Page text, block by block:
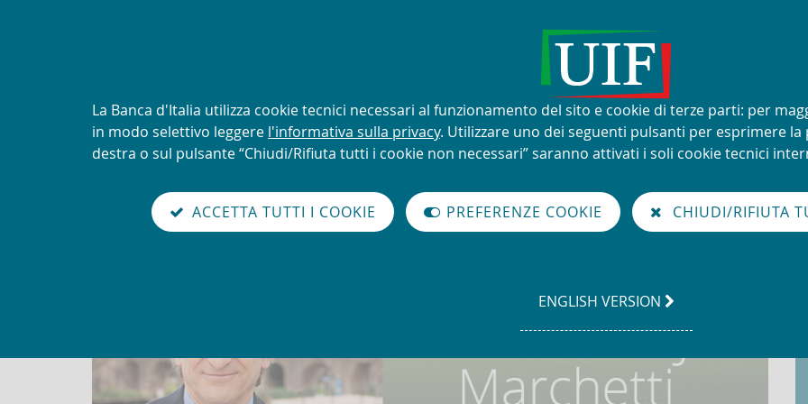
Tentativi di truffa con utilizzo improprio del nome e del
Torna
Unità di Informazione Finanziaria per l'Italia
sei qui: Domenico J. Marchetti
Domenico J. Marchetti
Informativa
sui
cookie:
La Banca d'Italia utilizza cookie tecnici necessari al funzionamento del sito e cookie di terze parti: per
in modo selettivo leggere l'informativa sulla privacy. Utilizzare uno dei seguenti pulsanti per esprimere la
destra o sul pulsante “Chiudi/Rifiuta tutti i cookie non necessari” saranno attivati i soli cookie tecnici
ACCETTA TUTTI I COOKIE PREFERENZE COOKIE CHIUDI/RIFIUTA
GO
ENGLISH VERSION